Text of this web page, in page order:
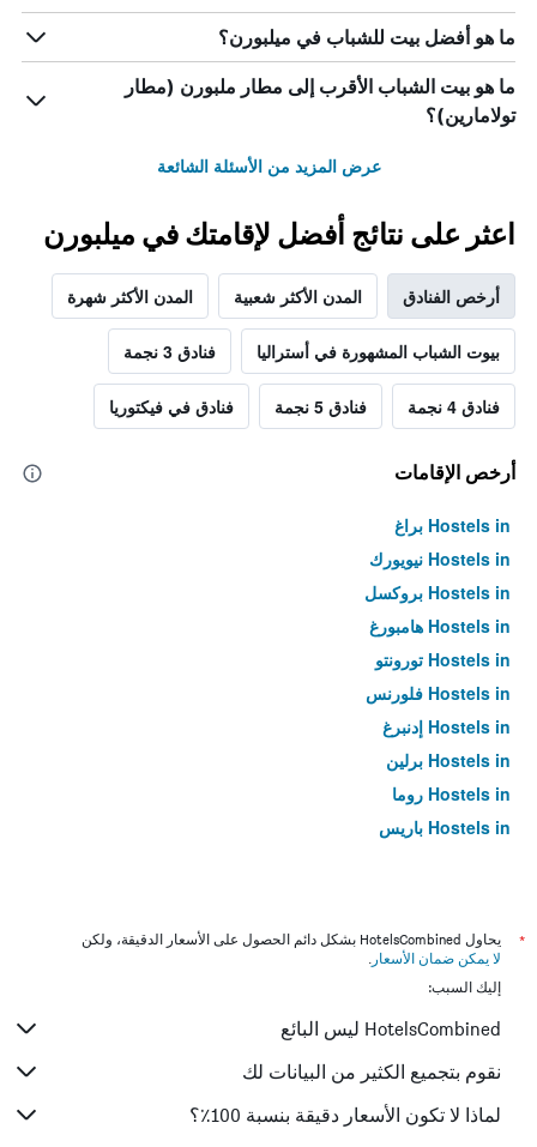
ما هو أفضل بيت للشباب في ميلبورن؟
ما هو بيت الشباب الأقرب إلى مطار ملبورن (مطار
تولامارين)؟
عرض المزيد من الأسئلة الشائعة
اعثر على نتائج أفضل لإقامتك في ميلبورن
أرخص الفنادق المدن الأكثر شعبية المدن الأكثر شهرة
بيوت الشباب المشهورة في أستراليا فنادق 3 نجمة
فنادق 4 نجمة فنادق 5 نجمة فنادق في فيكتوريا
أرخص الإقامات
Hostels in براغ
Hostels in نيويورك
Hostels in بروكسل
Hostels in هامبورغ
Hostels in تورونتو
Hostels in فلورنس
Hostels in إدنبرغ
Hostels in برلين
Hostels in روما
Hostels in باريس
*
يحاول HotelsCombined بشكل دائم الحصول على الأسعار الدقيقة، ولكن
لا يمكن ضمان الأسعار .
إليك السبب:
HotelsCombined ليس البائع
نقوم بتجميع الكثير من البيانات لك
لماذا لا تكون الأسعار دقيقة بنسبة 100٪؟